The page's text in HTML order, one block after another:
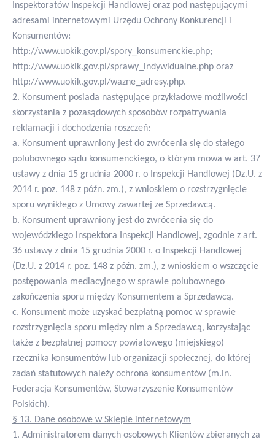
Inspektoratów Inspekcji Handlowej oraz pod następującymi
adresami internetowymi Urzędu Ochrony Konkurencji i
Konsumentów:
http://www.uokik.gov.pl/spory_konsumenckie.php;
http://www.uokik.gov.pl/sprawy_indywidualne.php oraz
http://www.uokik.gov.pl/wazne_adresy.php.
2. Konsument posiada następujące przykładowe możliwości
skorzystania z pozasądowych sposobów rozpatrywania
reklamacji i dochodzenia roszczeń:
a. Konsument uprawniony jest do zwrócenia się do stałego
polubownego sądu konsumenckiego, o którym mowa w art. 37
ustawy z dnia 15 grudnia 2000 r. o Inspekcji Handlowej (Dz.U. z
2014 r. poz. 148 z późn. zm.), z wnioskiem o rozstrzygnięcie
sporu wynikłego z Umowy zawartej ze Sprzedawcą.
b. Konsument uprawniony jest do zwrócenia się do
wojewódzkiego inspektora Inspekcji Handlowej, zgodnie z art.
36 ustawy z dnia 15 grudnia 2000 r. o Inspekcji Handlowej
(Dz.U. z 2014 r. poz. 148 z późn. zm.), z wnioskiem o wszczęcie
postępowania mediacyjnego w sprawie polubownego
zakończenia sporu między Konsumentem a Sprzedawcą.
c. Konsument może uzyskać bezpłatną pomoc w sprawie
rozstrzygnięcia sporu między nim a Sprzedawcą, korzystając
także z bezpłatnej pomocy powiatowego (miejskiego)
rzecznika konsumentów lub organizacji społecznej, do której
zadań statutowych należy ochrona konsumentów (m.in.
Federacja Konsumentów, Stowarzyszenie Konsumentów
Polskich).
§ 13. Dane osobowe w Sklepie internetowym
1. Administratorem danych osobowych Klientów zbieranych za